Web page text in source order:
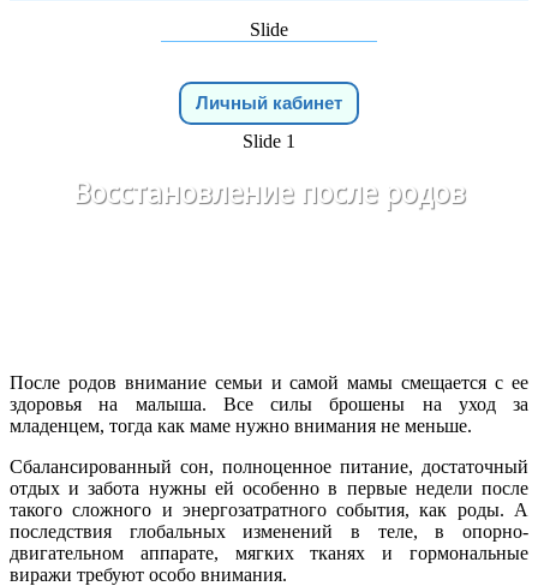
Slide
Личный кабинет
Slide 1
Восстановление после родов
После родов внимание семьи и самой мамы смещается с ее
здоровья на малыша. Все силы брошены на уход за
младенцем, тогда как маме нужно внимания не меньше.
Сбалансированный сон, полноценное питание, достаточный
отдых и забота нужны ей особенно в первые недели после
такого сложного и энергозатратного события, как роды. А
последствия глобальных изменений в теле, в опорно-
двигательном аппарате, мягких тканях и гормональные
виражи требуют особо внимания.